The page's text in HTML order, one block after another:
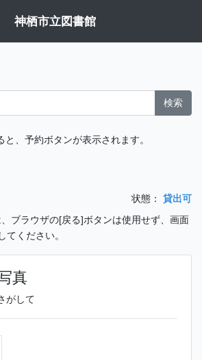
神栖市立図書館
検索
と、予約ボタンが表示されます。
状態：
貸出可
ブラウザの[戻る]ボタンは使用せず、画面
てください。
真
がして